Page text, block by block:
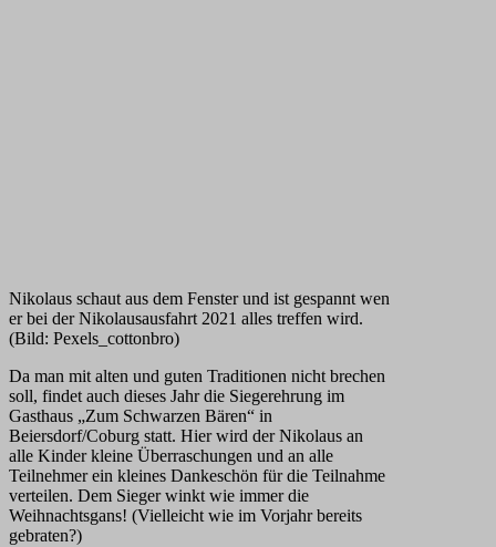
Nikolaus schaut aus dem Fenster und ist gespannt wen
er bei der Nikolausausfahrt 2021 alles treffen wird.
(Bild: Pexels_cottonbro)
Da man mit alten und guten Traditionen nicht brechen
soll, findet auch dieses Jahr die Siegerehrung im
Gasthaus „Zum Schwarzen Bären“ in
Beiersdorf/Coburg statt. Hier wird der Nikolaus an
alle Kinder kleine Überraschungen und an alle
Teilnehmer ein kleines Dankeschön für die Teilnahme
verteilen. Dem Sieger winkt wie immer die
Weihnachtsgans! (Vielleicht wie im Vorjahr bereits
gebraten?)